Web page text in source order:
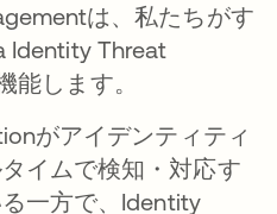
は、私たちがす
Identity Threat
能します。
がアイデンティティ
イムで検知・対応す
一方で、Identity